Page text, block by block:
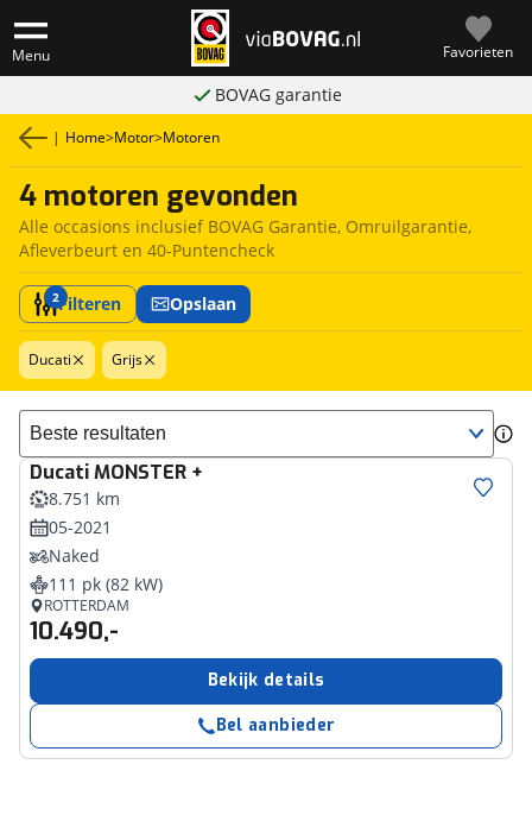
Menu Favorieten
BOVAG garantie
| Home>Motor>Motoren
4 motoren gevonden
Alle occasions inclusief BOVAG Garantie, Omruilgarantie,
Afleverbeurt en 40-Puntencheck
2Filteren Opslaan
Ducati Grijs
Sorteer resultaten
DucatiMONSTER +
8.751 km
05-2021
Naked
111 pk (82 kW)
ROTTERDAM
10.490,-
Bekijk details
Bel aanbieder